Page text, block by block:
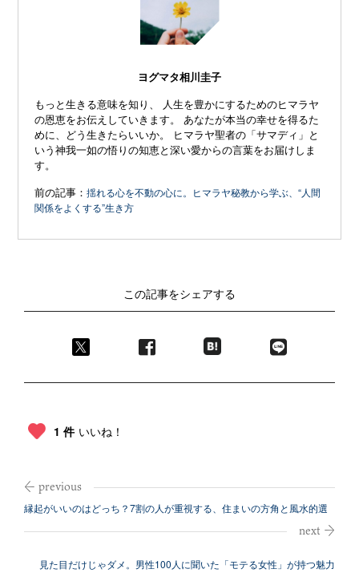
ヨグマタ相川圭子
もっと生きる意味を知り、 人生を豊かにするためのヒマラヤ
の恩恵をお伝えしていきます。 あなたが本当の幸せを得るた
めに、どう生きたらいいか。 ヒマラヤ聖者の「サマディ」と
いう神我一如の悟りの知恵と深い愛からの言葉をお届けしま
す。
前の記事：揺れる心を不動の心に。ヒマラヤ秘教から学ぶ、“人間
関係をよくする”生き方
この記事をシェアする
1 件 いいね！
縁起がいいのはどっち？7割の人が重視する、住まいの方角と風水的選
見た目だけじゃダメ。男性100人に聞いた「モテる女性」が持つ魅力